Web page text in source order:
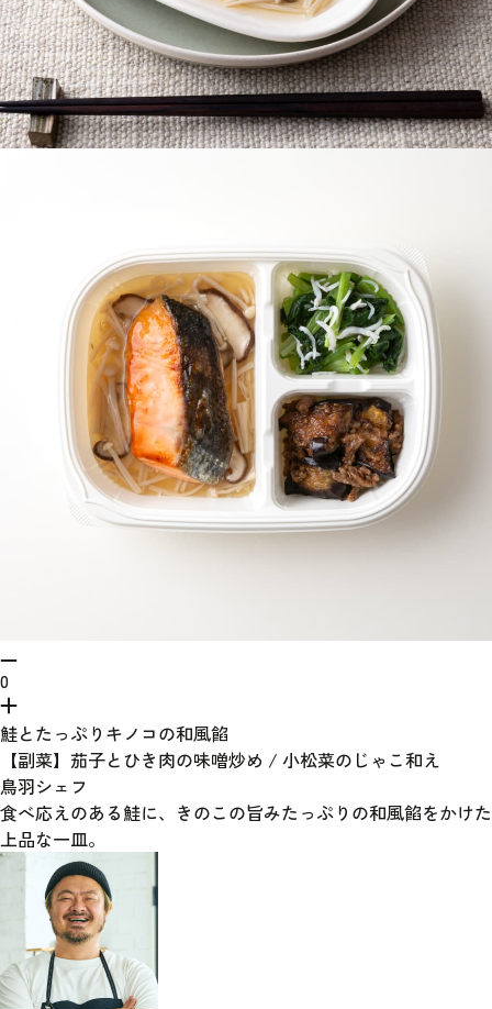
0
鮭とたっぷりキノコの和風餡
【副菜】茄子とひき肉の味噌炒め / 小松菜のじゃこ和え
鳥羽シェフ
食べ応えのある鮭に、きのこの旨みたっぷりの和風餡をかけた
上品な一皿。